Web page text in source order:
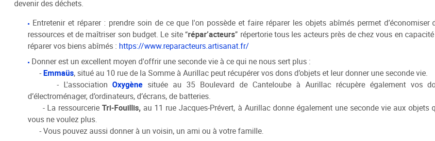
devenir des déchets.
Entretenir et réparer : prendre soin de ce que l'on possède et faire réparer les objets abîmés permet d’économiser
ressources et de maîtriser son budget. Le site “répar’acteurs” répertorie tous les acteurs près de chez vous en
réparer vos biens abîmés : https://www.reparacteurs.artisanat.fr/
Donner est un excellent moyen d'offrir une seconde vie à ce qui ne nous sert plus :
- Emmaüs, situé au 10 rue de la Somme à Aurillac peut récupérer vos dons d’objets et leur donner une seconde vie.
- L'associationOxygène située au 35 Boulevard de Canteloube à Aurillac récupère également vos
d’électroménager, d’ordinateurs, d’écrans, de batteries.
- La ressourcerieTri-Fouillis, au 11 rue Jacques-Prévert, à Aurillac donne également une seconde vie aux objets
vous ne voulez plus.
- Vous pouvez aussi donner à un voisin, un ami ou à votre famille.